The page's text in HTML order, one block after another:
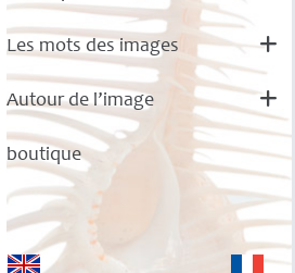
Les mots des images
Autour de l’image
boutique